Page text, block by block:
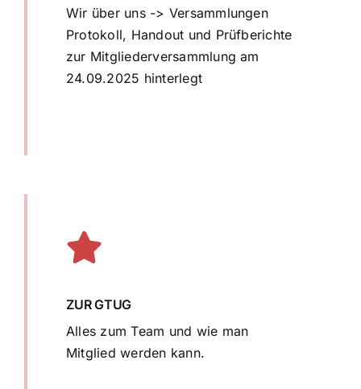
Wir über uns -> Versammlungen
Protokoll, Handout und Prüfberichte
zur Mitgliederversammlung am
24.09.2025 hinterlegt
ZUR GTUG
Alles zum Team und wie man
Mitglied werden kann.